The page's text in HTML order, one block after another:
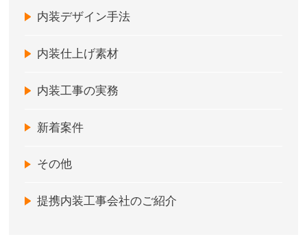
内装デザイン手法
内装仕上げ素材
内装工事の実務
新着案件
その他
提携内装工事会社のご紹介